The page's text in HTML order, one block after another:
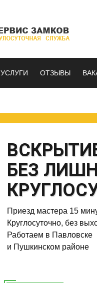
УСЛУГИ ОТЗЫВЫ
БЕЗ
Приезд мастера 15
Круглосуточно, без
Работаем в Павловске
и Пушкинском районе